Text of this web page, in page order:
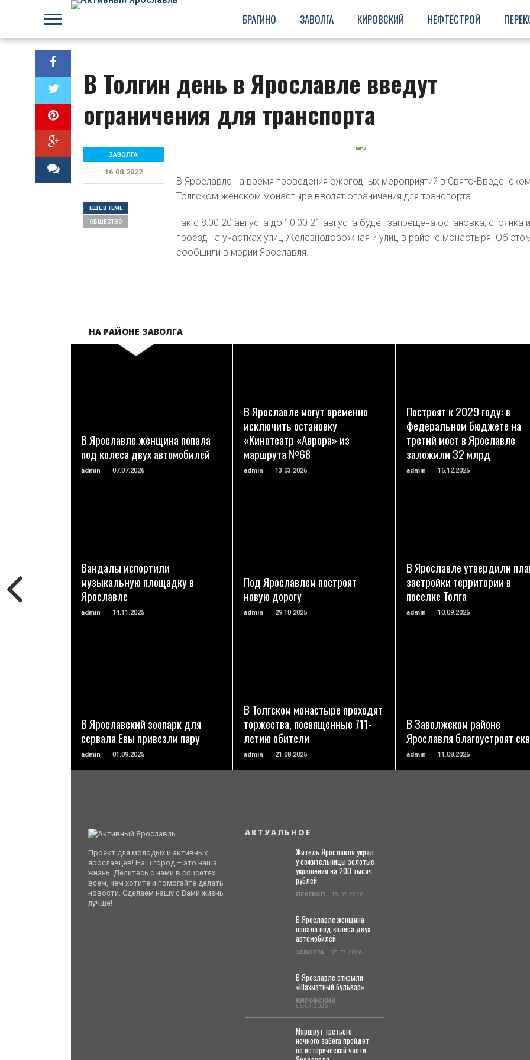
БРАГИНО ЗАВОЛГА КИРОВСКИЙ НЕФТЕСТРОЙ
В Толгин день в Ярославле введут
ограничения для транспорта
В Ярославле на время проведения ежегодных мероприятий в Свято-Введенском
Толгском женском монастыре вводят ограничения для транспорта.
Так с 8:00 20 августа до 10:00 21 августа будет запрещена остановка, стоянка и
проезд на участках улиц Железнодорожная и улиц в районе монастыря. Об
сообщили в мэрии Ярославля.
ЗАВОЛГА
16.08.2022
ЕЩЕ В ТЕМЕ
ОБЩЕСТВO
НА РАЙОНЕ ЗАВОЛГА
В Ярославле женщина попала
под колеса двух автомобилей
admin 07.07.2026
В Ярославле могут временно
исключить остановку
«Кинотеатр «Аврора» из
маршрута №68
admin 13.03.2026
Построят к 2029 году: в
федеральном бюджете на
третий мост в Ярославле
заложили 32 млрд
admin 15.12.2025
Вандалы испортили
музыкальную площадку в
Ярославле
admin 14.11.2025
Под Ярославлем построят
новую дорогу
admin 29.10.2025
В Ярославле утвердили
застройки территории в
поселке Толга
admin 10.09.2025
В Ярославский зоопарк для
сервала Евы привезли пару
admin 01.09.2025
В Толгском монастыре проходят
торжества, посвященные 711-
летию обители
admin 21.08.2025
В Заволжском районе
Ярославля благоустроят
admin 11.08.2025
Проект для молодых и активных
ярославцев! Наш город – это наша
жизнь. Делитесь с нами в соцсетях
всем, чем хотите и помогайте делать
новости. Сделаем нашу с Вами жизнь
лучше!
АКТУАЛЬНОЕ
Житель Ярославля украл
у сожительницы золотые
украшения на 200 тысяч
рублей
ПЕРЕКОП 15.07.2026
В Ярославле женщина
попала под колеса двух
автомобилей
ЗАВОЛГА 07.07.2026
В Ярославле открыли
«Шахматный бульвар»
КИРОВСКИЙ
06.07.2026
Маршрут третьего
ночного забега пройдет
по исторической части